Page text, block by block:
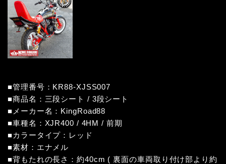
■管理番号：KR88-XJSS007
■商品名：三段シート / 3段シート
■メーカー名：KingRoad88
■車種名：XJR400 / 4HM / 前期
■カラータイプ：レッド
■素材：エナメル
■背もたれの長さ：約40cm ( 裏面の車両取り付け部より約